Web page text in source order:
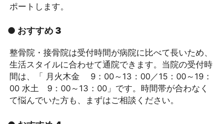
ポートします。
● おすすめ 3
整骨院・接骨院は受付時間が病院に比べて長いため、
生活スタイルに合わせて通院できます。当院の受付時
間は、「 月火木金 9：00～13：00／15：00～19：
00 水土 9：00～13：00」です。時間帯が合わなく
て悩んでいた方も、まずはご相談ください。